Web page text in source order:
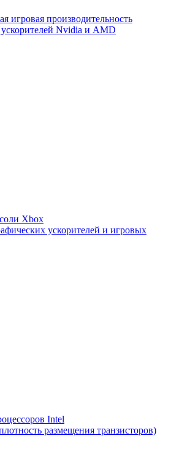
игровая производительность
Nvidia и AMD
Xbox
ускорителей и игровых
Intel
размещения транзисторов)